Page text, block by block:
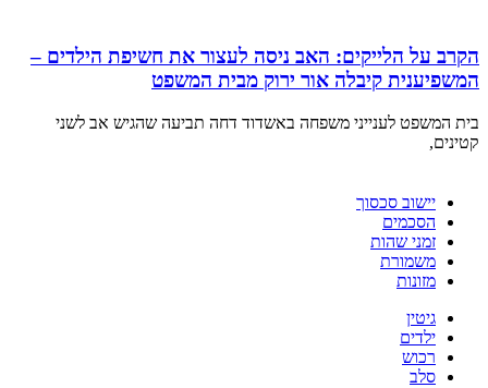
הקרב על הלייקים: האב ניסה לעצור את חשיפת הילדים –
המשפיענית קיבלה אור ירוק מבית המשפט
בית המשפט לענייני משפחה באשדוד דחה תביעה שהגיש אב לשני
קטינים,
יישוב סכסוך
הסכמים
זמני שהות
משמורת
מזונות
גיטין
ילדים
רכוש
סלב